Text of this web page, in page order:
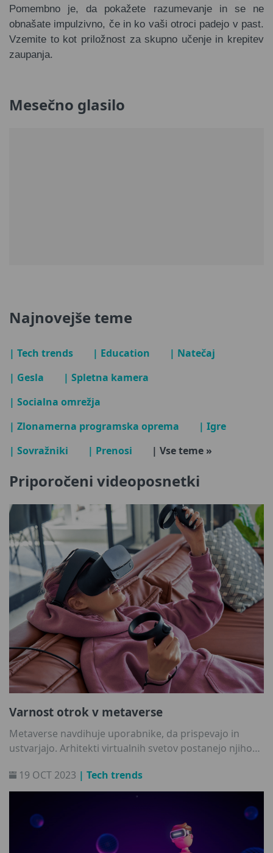
Pomembno je, da pokažete razumevanje in se ne
obnašate impulzivno, če in ko vaši otroci padejo v past.
Vzemite to kot priložnost za skupno učenje in krepitev
zaupanja.
Mesečno glasilo
Najnovejše teme
| Tech trends | Education
| Natečaj
| Gesla
| Spletna kamera
| Socialna omrežja
| Zlonamerna programska oprema
| Igre
| Sovražniki
| Prenosi | Vse teme »
Priporočeni videoposnetki
Varnost otrok v metaverse
Metaverse navdihuje uporabnike, da prispevajo in
ustvarjajo. Arhitekti virtualnih svetov postanejo njihovi
tudi vaš otrok. To okolje lahko na številne načine koristi
otrokovemu razvoju. Še vedno pa lahko kot starš
storite še veliko več, da bi metavsebine izkoristili na
najboljši možni način. Preden družba v celoti skoči v
metaverse, se je treba ustaviti in razmisliti o nekaterih
19 OCT 2023 | Tech trends